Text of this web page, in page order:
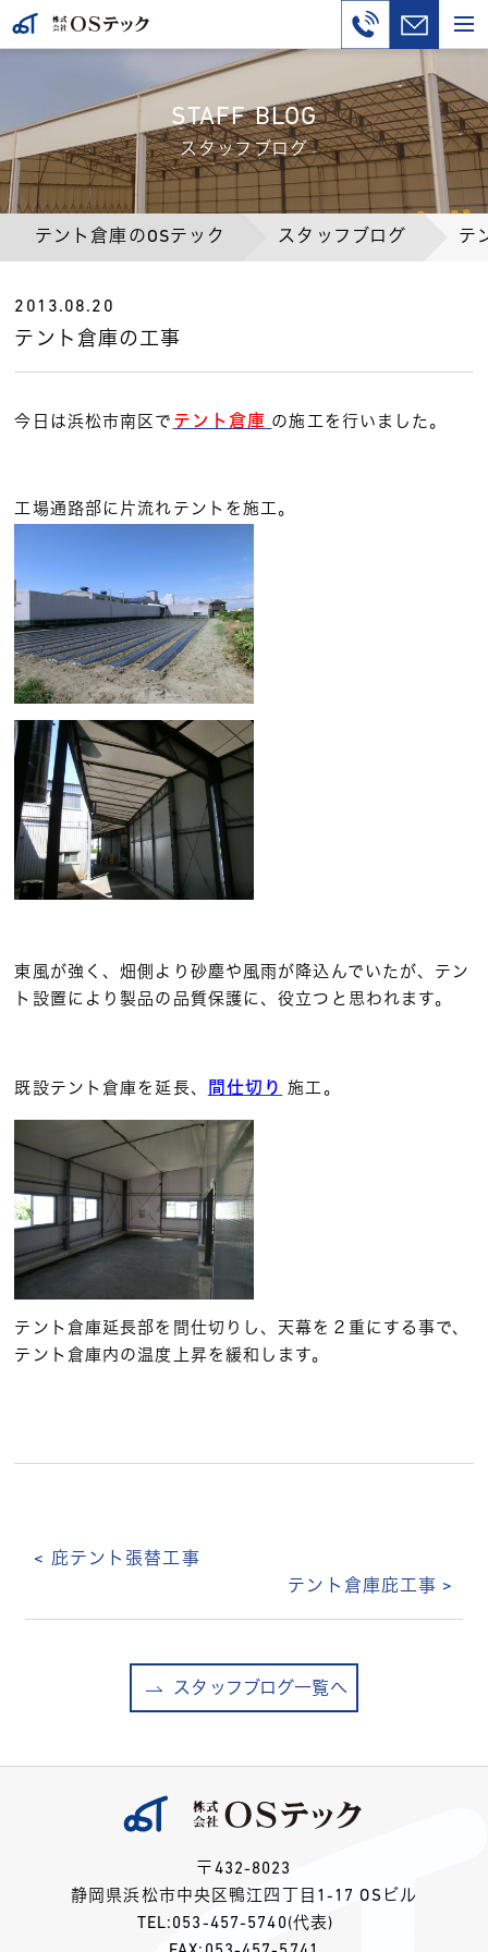
STAFF BLOG
スタッフブログ
テント倉庫のOSテック スタッフブログ テ
2013.08.20
テント倉庫の工事
今日は浜松市南区で テント倉庫 の施工を行いました。
工場通路部に片流れテントを施工。
東風が強く、畑側より砂塵や風雨が降込んでいたが、テン
ト設置により製品の品質保護に、役立つと思われます。
既設テント倉庫を延長、 間仕切り 施工。
テント倉庫延長部を間仕切りし、天幕を２重にする事で、
テント倉庫内の温度上昇を緩和します。
< 庇テント張替工事
テント倉庫庇工事 >
スタッフブログ一覧へ
〒432-8023
静岡県浜松市中央区鴨江四丁目1-17 OSビル
TEL: 053-457-5740 (代表)